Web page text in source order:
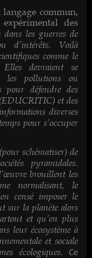
langage commun,
des
les guerres de
d’intérêts. Voilà
comme le
devraient se
les pollutions ou
pour défendre des
et des
diverses
pour s’occuper
schématiser) de
pyramidales.
brouillent les
normalisant, le
censé imposer le
sur la planète alors
et qu’en plus
leur écosystème à
et sociale
écologiques.
Ce